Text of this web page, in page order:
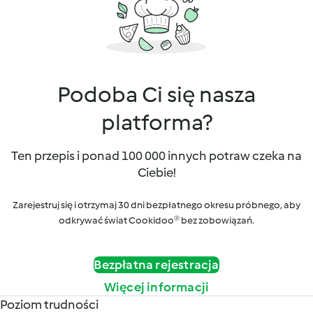
Podoba Ci się nasza
platforma?
Ten przepis i ponad 100 000 innych potraw czeka na
Ciebie!
Zarejestruj się i otrzymaj 30 dni bezpłatnego okresu próbnego, aby
odkrywać świat Cookidoo® bez zobowiązań.
Bezpłatna rejestracja
Więcej informacji
Poziom trudności